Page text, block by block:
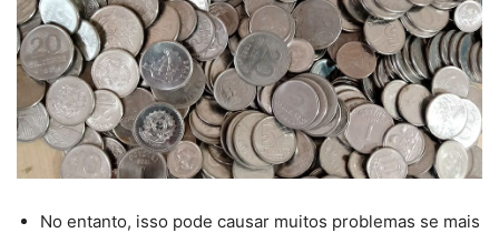
No entanto, isso pode causar muitos problemas se mais